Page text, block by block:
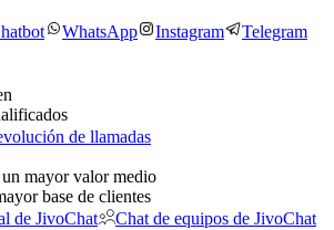
WhatsApp Instagram Telegram
de llamadas
mayor valor medio
base de clientes
de JivoChat
Chat de equipos de JivoChat